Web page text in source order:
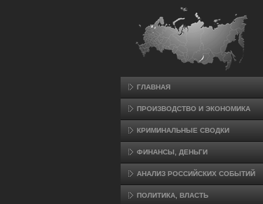
ГЛАВНАЯ
ПРОИЗВΟДСТВО И ЭКОНОМИКА
КРИМИНАЛЬНЫЕ СВОДКИ
ФИНАНСЫ, ДЕНЬГИ
АНАЛИЗ РОССИЙСКИХ СОБЫТИЙ
ПОЛИТИКА, ВЛАСТЬ